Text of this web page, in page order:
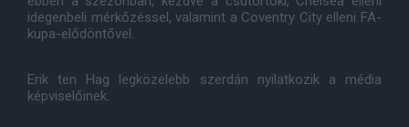
idegenbeli mérkőzéssel, valamint a Coventry City elleni FA-
kupa-elődöntővel.
Erik ten Hag legközelebb szerdán nyilatkozik a média
képviselőinek.